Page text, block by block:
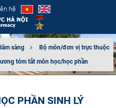
hệ
sàng
Bộ môn/đơn vị trực thuộc
tóm tắt môn học/học phần
PHẦN SINH LÝ